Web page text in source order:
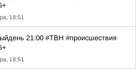
18:51
21:00 #ТВН #происшествия
18:51